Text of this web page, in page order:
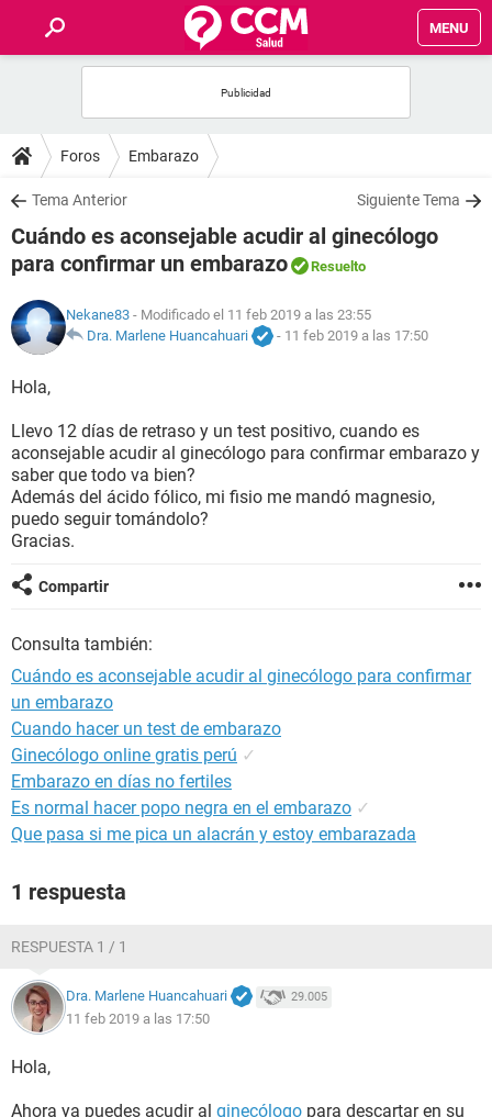
MENU
FOROS
SALUD
NUTRICIÓN
SEXUALIDAD
GLOSARIO
Foros Embarazo
Tema Anterior Siguiente Tema
Cuándo es aconsejable acudir al ginecólogo
para confirmar un embarazo
Resuelto
Nekane83 - Modificado el 11 feb 2019 a las 23:55
Dra. Marlene Huancahuari
- 11 feb 2019 a las 17:50
Hola,
Llevo 12 días de retraso y un test positivo, cuando es
aconsejable acudir al ginecólogo para confirmar embarazo y
saber que todo va bien?
Además del ácido fólico, mi fisio me mandó magnesio,
puedo seguir tomándolo?
Gracias.
Compartir
Consulta también:
Cuándo es aconsejable acudir al ginecólogo para confirmar
un embarazo
Cuando hacer un test de embarazo
Ginecólogo online gratis perú ✓
Embarazo en días no fertiles
Es normal hacer popo negra en el embarazo ✓
Que pasa si me pica un alacrán y estoy embarazada
1 respuesta
RESPUESTA 1 / 1
Dra. Marlene Huancahuari 29.005
11 feb 2019 a las 17:50
Hola,
Ahora ya puedes acudir al ginecólogo para descartar en su